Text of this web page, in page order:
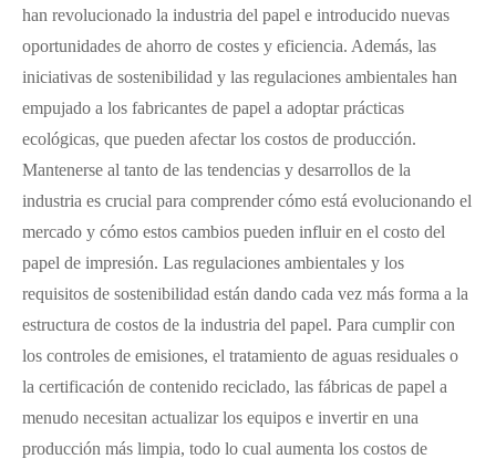
han revolucionado la industria del papel e introducido nuevas
oportunidades de ahorro de costes y eficiencia. Además, las
iniciativas de sostenibilidad y las regulaciones ambientales han
empujado a los fabricantes de papel a adoptar prácticas
ecológicas, que pueden afectar los costos de producción.
Mantenerse al tanto de las tendencias y desarrollos de la
industria es crucial para comprender cómo está evolucionando el
mercado y cómo estos cambios pueden influir en el costo del
papel de impresión. Las regulaciones ambientales y los
requisitos de sostenibilidad están dando cada vez más forma a la
estructura de costos de la industria del papel. Para cumplir con
los controles de emisiones, el tratamiento de aguas residuales o
la certificación de contenido reciclado, las fábricas de papel a
menudo necesitan actualizar los equipos e invertir en una
producción más limpia, todo lo cual aumenta los costos de